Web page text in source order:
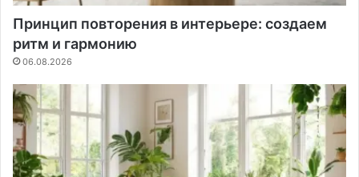
Принцип повторения в интерьере: создаем
ритм и гармонию
06.08.2026